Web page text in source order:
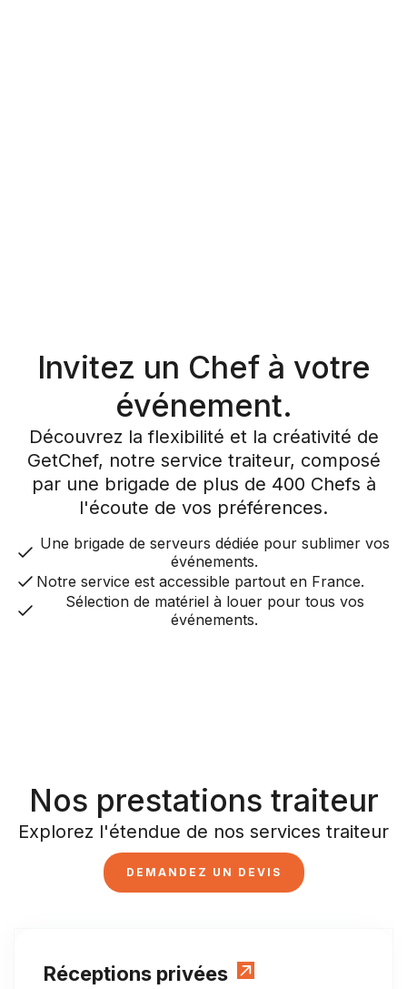
Invitez un Chef à votre
événement.
Découvrez la flexibilité et la créativité de
GetChef, notre service traiteur, composé
par une brigade de plus de 400 Chefs à
l'écoute de vos préférences.
Une brigade de serveurs dédiée pour sublimer vos
événements.
Notre service est accessible partout en France.
Sélection de matériel à louer pour tous vos
événements.
Nos prestations traiteur
Explorez l'étendue de nos services traiteur
DEMANDEZ UN DEVIS
Réceptions privées